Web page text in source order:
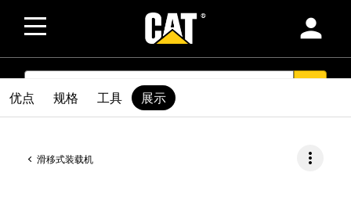
person
SEARCH
滑移式装载机 more_vert
优点 规格 工具 展示